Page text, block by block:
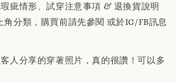
疵情形、試穿注意事項 & 退換貨說明
分類，購買前請先參閱 或於IG/FB訊息
人分享的穿著照片，真的很讚！可以多